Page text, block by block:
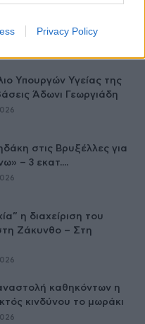
Privacy Policy
συγκέντρωση στο
Υπουργών Υγείας της
Άδωνι Γεωργιάδη
στις Βρυξέλλες για
– 3 εκατ....
η διαχείριση του
Ζάκυνθο – Στη
καθηκόντων η
κινδύνου το μωράκι